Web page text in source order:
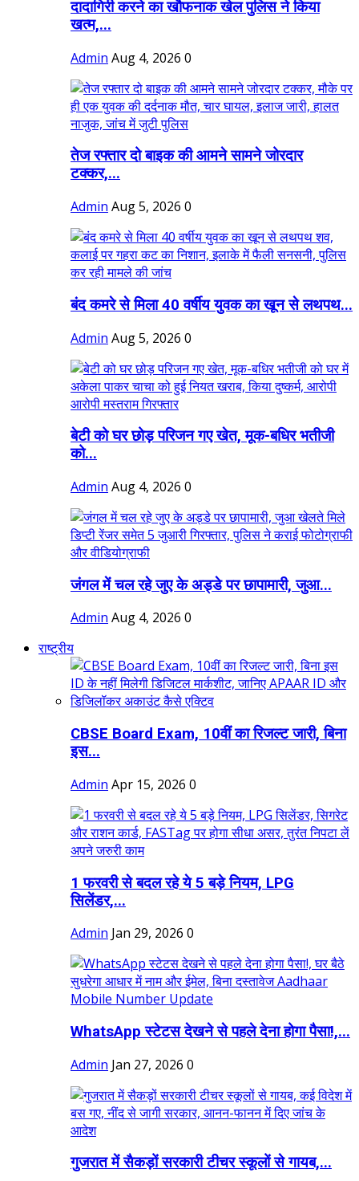
दादागिरी करने का खौफनाक खेल पुलिस ने किया
खत्म,...
Admin Aug 4, 2026 0
तेज रफ्तार दो बाइक की आमने सामने जोरदार
टक्कर,...
Admin Aug 5, 2026 0
बंद कमरे से मिला 40 वर्षीय युवक का खून से लथपथ...
Admin Aug 5, 2026 0
बेटी को घर छोड़ परिजन गए खेत, मूक-बधिर भतीजी
को...
Admin Aug 4, 2026 0
जंगल में चल रहे जुए के अड्डे पर छापामारी, जुआ...
Admin Aug 4, 2026 0
राष्ट्रीय
CBSE Board Exam, 10वीं का रिजल्ट जारी, बिना
इस...
Admin Apr 15, 2026 0
1 फरवरी से बदल रहे ये 5 बड़े नियम, LPG
सिलेंडर,...
Admin Jan 29, 2026 0
WhatsApp स्टेटस देखने से पहले देना होगा पैसा!,...
Admin Jan 27, 2026 0
गुजरात में सैकड़ों सरकारी टीचर स्कूलों से गायब,...